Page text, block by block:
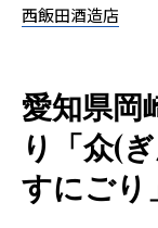
西飯田酒造店
愛知県岡
り「众(
すにごり